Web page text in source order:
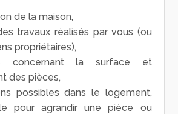
de la maison,
travaux réalisés par vous (ou
propriétaires),
concernant la surface et
des pièces,
possibles dans le logement,
pour agrandir une pièce ou